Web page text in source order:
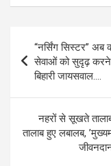
ce
b
o
o
k
se
g
er p
p
navigation
“नर्सिंग सिस्टर” अब
सेवाओं को सुदृढ़ करने
बिहारी जायसवाल….
नहरों से सूखते
तालाब हुए लबालब,